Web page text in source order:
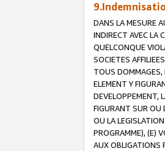
DANS LA MESURE
INDIRECT AVEC LA
QUELCONQUE
SOCIETES
TOUS DOMMAGES,
ELEMENT Y
DEVELOPPEMENT,
FIGURANT SUR OU
OU LA
PROGRAMME), (E)
AUX OBLIGATIONS